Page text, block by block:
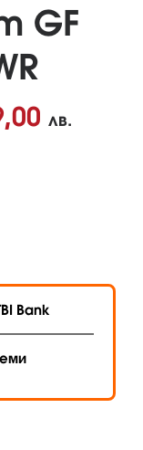
GF
лв.
Bank